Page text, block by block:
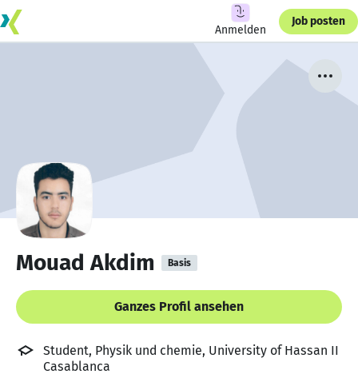
Anmelden
Job posten
Mouad Akdim Basis
Ganzes Profil ansehen
Student, Physik und chemie, University of Hassan II
Casablanca